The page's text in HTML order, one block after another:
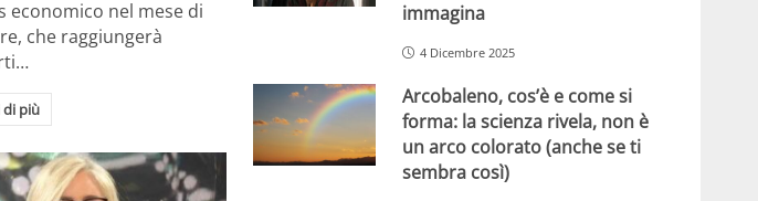
economico nel mese di
che raggiungerà
di più
immagina
4 Dicembre 2025
Arcobaleno, cos’è e come si
forma: la scienza rivela, non è
un arco colorato (anche se ti
sembra così)